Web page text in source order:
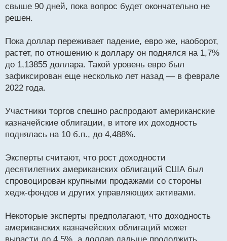
свыше 90 дней, пока вопрос будет окончательно не
решен.
Пока доллар переживает падение, евро же, наоборот,
растет, по отношению к доллару он поднялся на 1,7%
до 1,13855 доллара. Такой уровень евро был
зафиксирован еще несколько лет назад — в феврале
2022 года.
Участники торгов спешно распродают американские
казначейские облигации, в итоге их доходность
поднялась на 10 б.п., до 4,488%.
Эксперты считают, что рост доходности
десятилетних американских облигаций США был
спровоцирован крупными продажами со стороны
хедж-фондов и других управляющих активами.
Некоторые эксперты предполагают, что доходность
американских казначейских облигаций может